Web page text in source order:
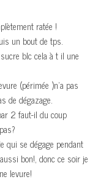
ratée !
un bout de tps.
blc cela à t il une
(périmée )n’a pas
de dégazage.
2 faut-il du coup
qui se dégage pendant
bon!, donc ce soir je
levure!